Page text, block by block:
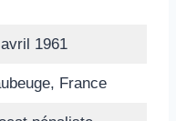
1961
France